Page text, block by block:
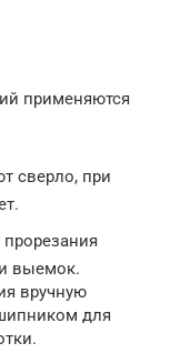
применяются
сверло, при
выемок.
вручную
для